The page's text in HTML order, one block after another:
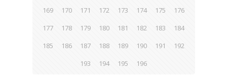
169
170 171 172 173 174 175
176
177
178 179 180 181 182 183
184
185
186 187 188 189 190 191
192
193
194 195 196